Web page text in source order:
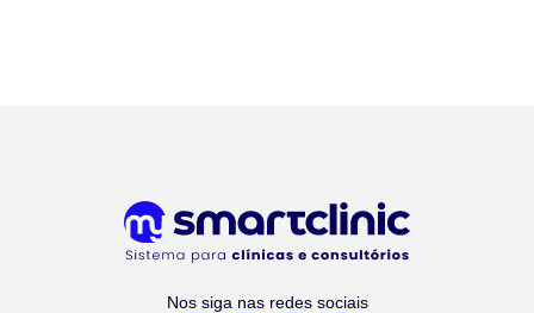
Nos siga nas redes sociais